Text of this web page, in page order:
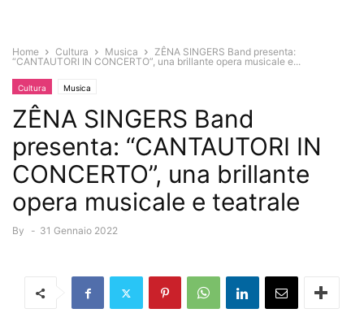
Home Cultura Musica
ZÊNA SINGERS Band presenta:
“CANTAUTORI IN CONCERTO”, una brillante opera musicale e...
Cultura Musica
ZÊNA SINGERS Band
presenta: “CANTAUTORI IN
CONCERTO”, una brillante
opera musicale e teatrale
By - 31 Gennaio 2022